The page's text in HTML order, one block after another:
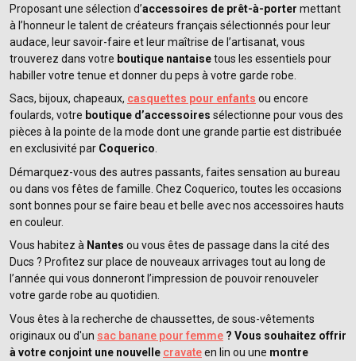
Proposant une sélection d’accessoires de prêt-à-porter mettant
à l’honneur le talent de créateurs français sélectionnés pour leur
audace, leur savoir-faire et leur maîtrise de l’artisanat, vous
trouverez dans votre boutique nantaisetous les essentiels pour
habiller votre tenue et donner du peps à votre garde robe.
Sacs, bijoux, chapeaux, casquettes pour enfants ou encore
foulards, votre boutique d’accessoires sélectionne pour vous des
pièces à la pointe de la mode dont une grande partie est distribuée
en exclusivité par Coquerico.
Démarquez-vous des autres passants, faites sensation au bureau
ou dans vos fêtes de famille. Chez Coquerico, toutes les occasions
sont bonnes pour se faire beau et belle avec nos accessoires hauts
en couleur.
Vous habitez à Nantes ou vous êtes de passage dans la cité des
Ducs ? Profitez sur place de nouveaux arrivages tout au long de
l’année qui vous donneront l’impression de pouvoir renouveler
votre garde robe au quotidien.
Vous êtes à la recherche de chaussettes, de sous-vêtements
originaux ou d'un sac banane pour femme ? Vous souhaitez offrir
à votre conjoint une nouvelle cravateen lin ou une montre